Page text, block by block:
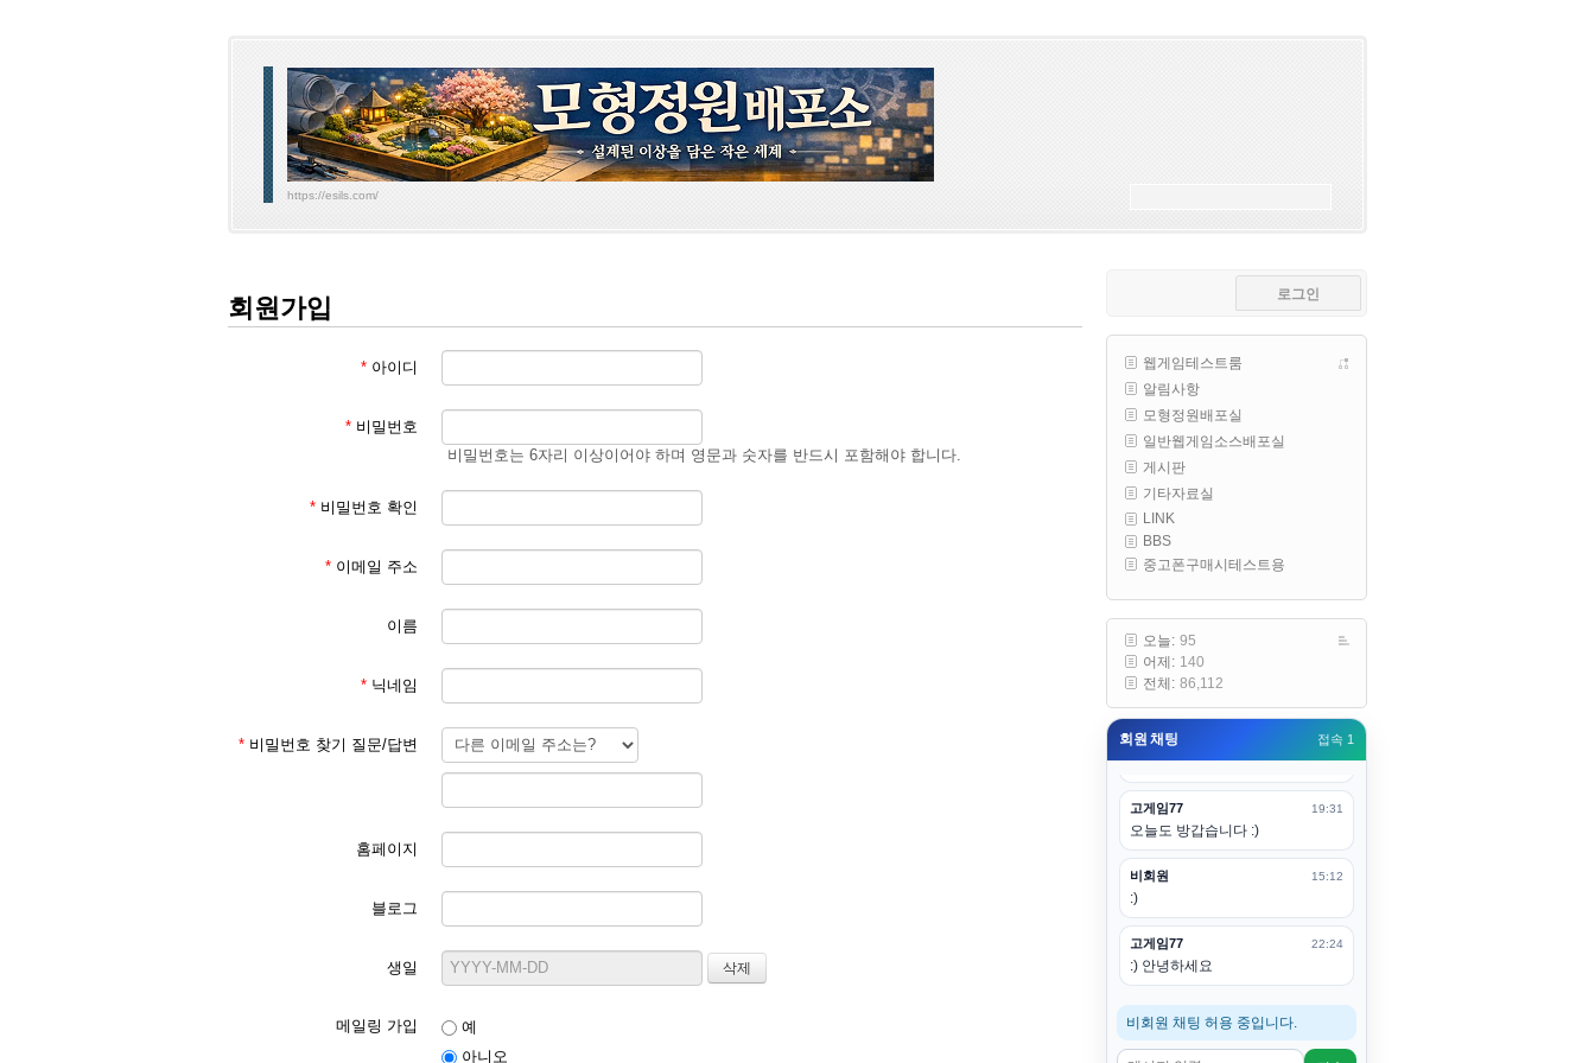
https://esils.com/
회원가입
* 아이디
* 비밀번호
비밀번호는 6자리 이상이어야 하며 영문과 숫자를 반드시 포함해야 합니다.
* 비밀번호 확인
* 이메일 주소
이름
* 닉네임
* 비밀번호 찾기 질문/답변
홈페이지
블로그
생일
메일링 가입
예
아니오
로그인
웹게임테스트룸
알림사항
모형정원배포실
일반웹게임소스배포실
게시판
기타자료실
LINK
BBS
중고폰구매시테스트용
오늘: 95
어제: 140
전체: 86,112
회원 채팅 접속 1
00:19
밑에 일반웹게임이 더있었네요
esils
아 이제 2로 돌아왔군요
esils
다 펼쳐두면 너무길어서 ..
esils
모바일로 보는데도 좀 불편하더라
구요
니다. 벌써 12시가 넘었었네요
esils
어후 주무세요
고게임77 00:20
(__)수고하십시용!
고게임77 19:31
오늘도 방갑습니다 :)
비회원 15:12
:)
고게임77 22:24
:) 안녕하세요
비회원 채팅 허용 중입니다.